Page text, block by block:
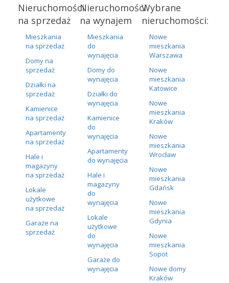
Nieruchomości
na sprzedaż
Mieszkania
na sprzedaż
Domy na
sprzedaż
Działki na
sprzedaż
Kamienice
na sprzedaż
Apartamenty
na sprzedaż
Hale i
magazyny
na sprzedaż
Lokale
użytkowe
na sprzedaż
Garaże na
sprzedaż
Nieruchomości
na wynajem
Mieszkania
do
wynajęcia
Domy do
wynajęcia
Działki do
wynajęcia
Kamienice
do
wynajęcia
Apartamenty
do wynajęcia
Hale i
magazyny
do
wynajęcia
Lokale
użytkowe
do
wynajęcia
Garaże do
wynajęcia
Wybrane
nieruchomości:
Nowe
mieszkania
Warszawa
Nowe
mieszkania
Katowice
Nowe
mieszkania
Kraków
Nowe
mieszkania
Wrocław
Nowe
mieszkania
Gdańsk
Nowe
mieszkania
Gdynia
Nowe
mieszkania
Sopot
Nowe domy
Kraków